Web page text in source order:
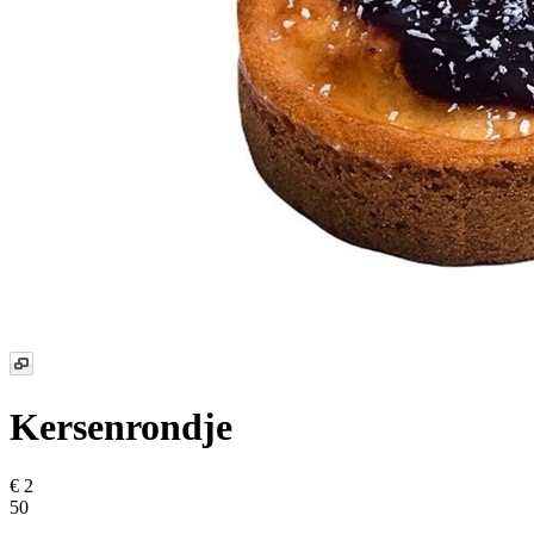
Kersenrondje
€ 2
50